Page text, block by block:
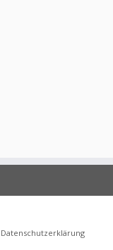
Datenschutzerklärung